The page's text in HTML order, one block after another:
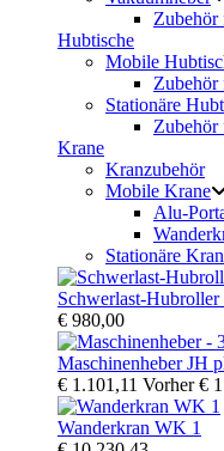
Zubehör
Hubtische
Mobile
Zubehör
Stationäre
Zubehör
Krane
Kranzubehör
Mobile Krane
Alu-
Stationäre
Schwerlast-
€ 980,00
Maschinenheber JH
€ 1.101,11 Vorher€
Wanderkran WK 1